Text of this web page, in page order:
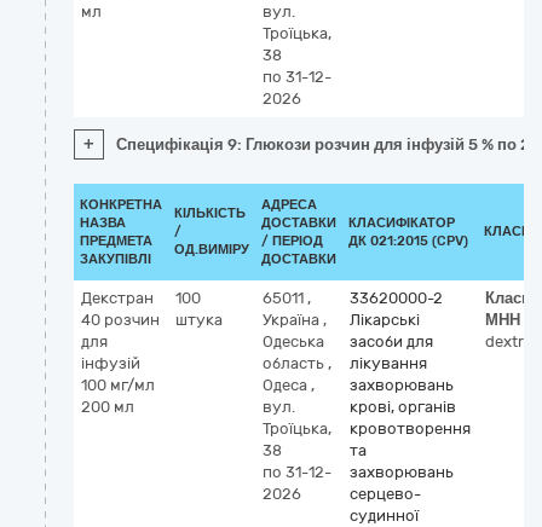
мл
вул.
Троїцька,
38
по 31-12-
2026
+ Специфікація 9: Глюкози розчин для інфузій 5 % по
КОНКРЕТНА
НАЗВА
ПРЕДМЕТА
ЗАКУПІВЛІ
КІЛЬКІСТЬ
/
ОД.ВИМІРУ
АДРЕСА
ДОСТАВКИ
/ ПЕРІОД
ДОСТАВКИ
КЛАСИФІКАТОР
ДК 021:2015 (CPV)
Декстран
40 розчин
для
інфузій
100 мг/мл
200 мл
100
штука
65011 ,
Україна ,
Одеська
область ,
Одеса ,
вул.
Троїцька,
38
по 31-12-
2026
33620000-2
Лікарські
засоби для
лікування
захворювань
крові, органів
кровотворення
та
захворювань
серцево-
судинної
МНН
dextran